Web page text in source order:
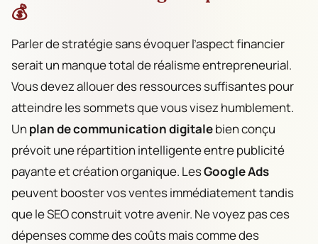
💰
Parler de stratégie sans évoquer l’aspect financier
serait un manque total de réalisme entrepreneurial.
Vous devez allouer des ressources suffisantes pour
atteindre les sommets que vous visez humblement.
Un plan de communication digitalebien conçu
prévoit une répartition intelligente entre publicité
payante et création organique. LesGoogle Ads
peuvent booster vos ventes immédiatement tandis
que le SEO construit votre avenir. Ne voyez pas ces
dépenses comme des coûts mais comme des